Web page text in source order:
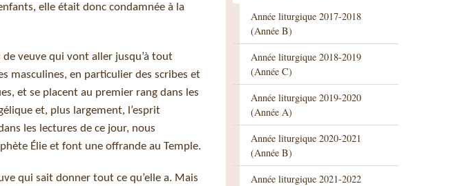
elle était donc condamnée à la
veuve qui vont aller jusqu’à tout
masculines, en particulier des scribes et
et se placent au premier rang dans les
et, plus largement, l’esprit
les lectures de ce jour, nous
Élie et font une offrande au Temple.
qui sait donner tout ce qu’elle a. Mais
Année liturgique 2017-2018
(Année B)
Année liturgique 2018-2019
(Année C)
Année liturgique 2019-2020
(Année A)
Année liturgique 2020-2021
(Année B)
Année liturgique 2021-2022